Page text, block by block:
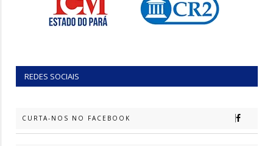
REDES SOCIAIS
CURTA-NOS NO FACEBOOK